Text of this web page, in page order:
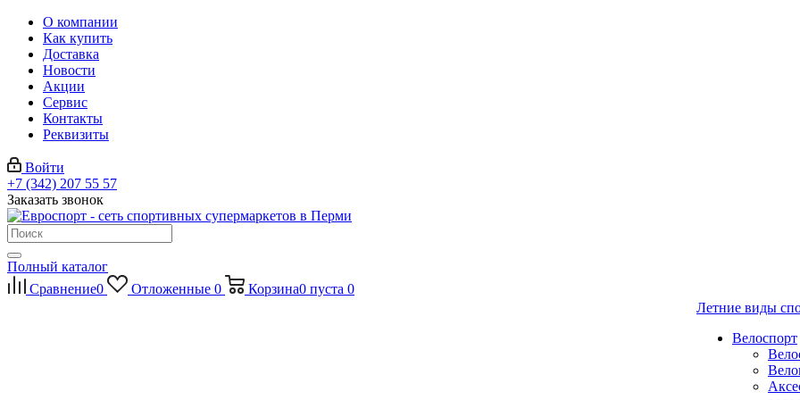
О компании
Как купить
Доставка
Новости
Акции
Сервис
Контакты
Реквизиты
Войти
+7 (342) 207 55 57
Заказать звонок
Полный каталог
Сравнение0 Отложенные 0 Корзина0 пуста 0
Летние виды
Велоспорт